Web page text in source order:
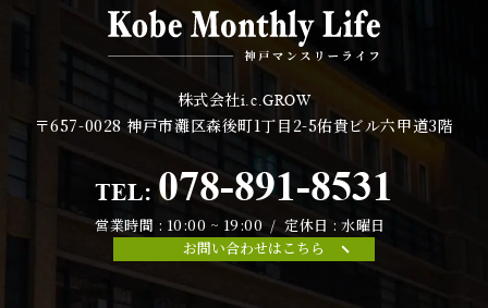
株式会社i.c.GROW
〒657-0028神戸市灘区森後町1丁目2-5佑貴ビル六甲道3階
TEL: 078-891-8531
営業時間 : 10:00 ~ 19:00 / 定休日 : 水曜日
お問い合わせはこちら